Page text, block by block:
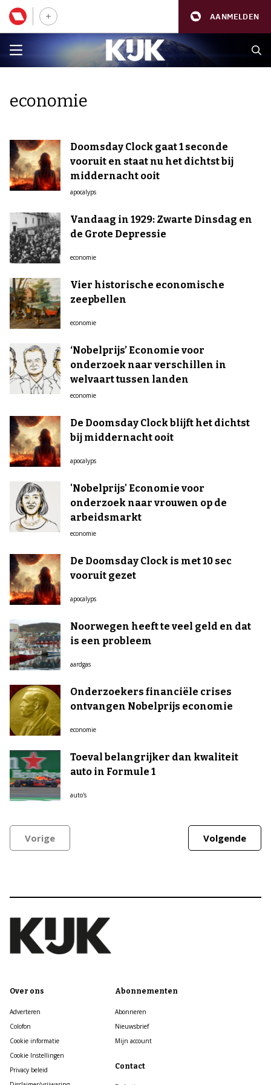
AANMELDEN
economie
Doomsday Clock gaat 1 seconde
vooruit en staat nu het dichtst bij
middernacht ooit
apocalyps
Vandaag in 1929: Zwarte Dinsdag en
de Grote Depressie
economie
Vier historische economische
zeepbellen
economie
‘Nobelprijs’ Economie voor
onderzoek naar verschillen in
welvaart tussen landen
economie
De Doomsday Clock blijft het dichtst
bij middernacht ooit
apocalyps
'Nobelprijs' Economie voor
onderzoek naar vrouwen op de
arbeidsmarkt
economie
De Doomsday Clock is met 10 sec
vooruit gezet
apocalyps
Noorwegen heeft te veel geld en dat
is een probleem
aardgas
Onderzoekers financiële crises
ontvangen Nobelprijs economie
economie
Toeval belangrijker dan kwaliteit
auto in Formule 1
auto's
Vorige Volgende
Over ons
Adverteren
Colofon
Cookie informatie
Cookie Instellingen
Privacy beleid
Abonnementen
Abonneren
Nieuwsbrief
Mijn account
Contact